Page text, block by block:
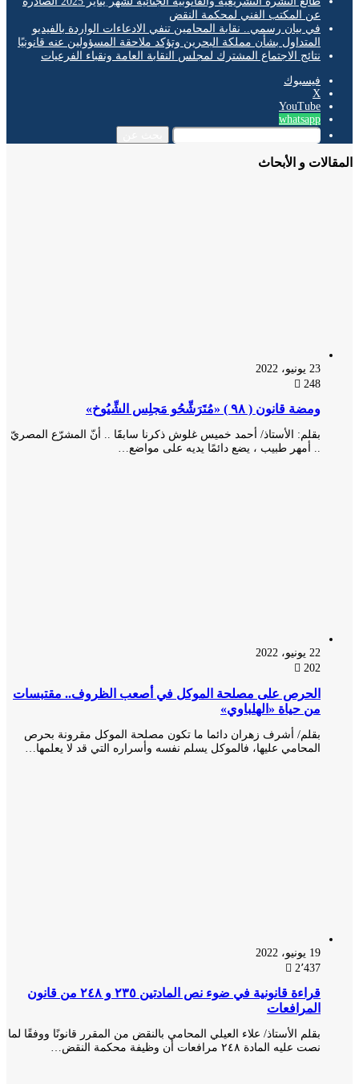
عن المكتب الفني لمحكمة النقض
في بيان رسمي.. نقابة المحامين تنفي الادعاءات الواردة بالفيديو
المتداول بشأن مملكة البحرين وتؤكد ملاحقة المسؤولين عنه قانونيًا
نتائج الاجتماع المشترك لمجلس النقابة العامة ونقباء الفرعيات
فيسبوك
‫YouTube
whatsapp
و الأبحاث
ومضة قانون ( ٩٨ ) «مُتَرَشِّحُو مَجلِس الشِّيُوخ»
بقلم: الأستاذ/ أحمد خميس غلوش ذكرنا سابقََا .. أنّ المشرّع المصريّ
.. أمهر طبيب ، يضع دائمًا يديه على مواضع…
الحرص على مصلحة الموكل في أصعب الظروف.. مقتبسات
من حياة «الهلباوي»
بقلم/ أشرف زهران دائما ما تكون مصلحة الموكل مقرونة بحرص
المحامي عليها، فالموكل يسلم نفسه وأسراره التي قد لا يعلمها…
2٬437
قراءة قانونية في ضوء نص المادتين ٢٣٥ و ٢٤٨ من قانون
المرافعات
بقلم الأستاذ/ علاء العيلي المحامي بالنقض من المقرر قانونًا ووفقًا لما
نصت عليه المادة ٢٤٨ مرافعات أن وظيفة محكمة النقض…